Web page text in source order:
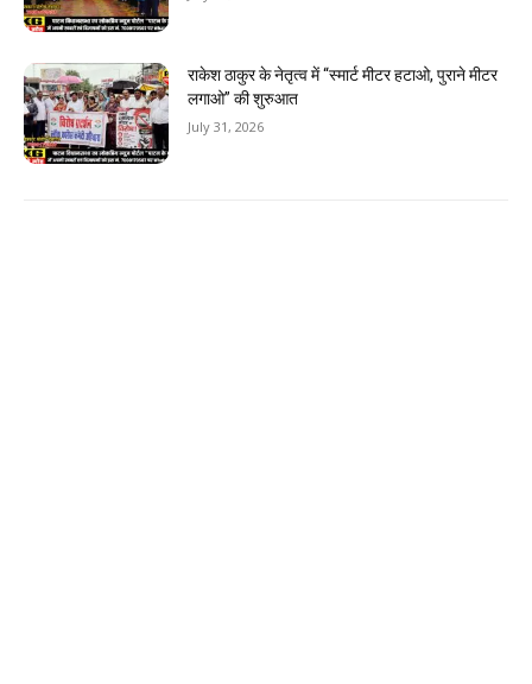
राकेश ठाकुर के नेतृत्व में “स्मार्ट मीटर हटाओ, पुराने मीटर
लगाओ” की शुरुआत
July 31, 2026